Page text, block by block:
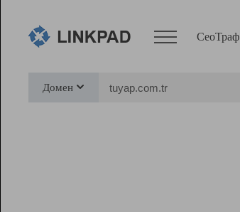
СеоТраф
Домен